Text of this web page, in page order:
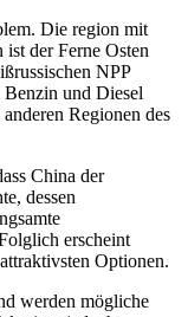
Die region mit
der Ferne Osten
NPP
und Diesel
Regionen des
China der
dessen
erscheint
Optionen.
werden mögliche